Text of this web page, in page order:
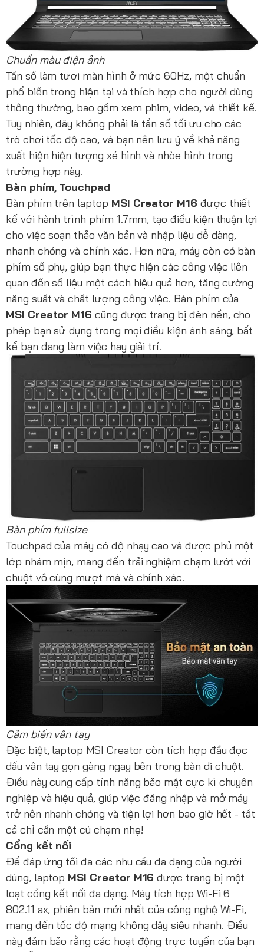
Chuẩn màu điện ảnh
Tần số làm tươi màn hình ở mức 60Hz, một chuẩn
phổ biến trong hiện tại và thích hợp cho người dùng
thông thường, bao gồm xem phim, video, và thiết kế.
Tuy nhiên, đây không phải là tần số tối ưu cho các
trò chơi tốc độ cao, và bạn nên lưu ý về khả năng
xuất hiện hiện tượng xé hình và nhòe hình trong
trường hợp này.
Bàn phím, Touchpad
Bàn phím trên laptop MSI Creator M16 được thiết
kế với hành trình phím 1.7mm, tạo điều kiện thuận lợi
cho việc soạn thảo văn bản và nhập liệu dễ dàng,
nhanh chóng và chính xác. Hơn nữa, máy còn có bàn
phím số phụ, giúp bạn thực hiện các công việc liên
quan đến số liệu một cách hiệu quả hơn, tăng cường
năng suất và chất lượng công việc. Bàn phím của
MSI Creator M16 cũng được trang bị đèn nền, cho
phép bạn sử dụng trong mọi điều kiện ánh sáng, bất
kể bạn đang làm việc hay giải trí.
Bàn phím fullsize
Touchpad của máy có độ nhạy cao và được phủ một
lớp nhám mịn, mang đến trải nghiệm chạm lướt với
chuột vô cùng mượt mà và chính xác.
Cảm biến vân tay
Đặc biệt, laptop MSI Creator còn tích hợp đầu đọc
dấu vân tay gọn gàng ngay bên trong bàn di chuột.
Điều này cung cấp tính năng bảo mật cực kì chuyên
nghiệp và hiệu quả, giúp việc đăng nhập và mở máy
trở nên nhanh chóng và tiện lợi hơn bao giờ hết - tất
cả chỉ cần một cú chạm nhẹ!
Cổng kết nối
Để đáp ứng tối đa các nhu cầu đa dạng của người
dùng, laptop MSI Creator M16 được trang bị một
loạt cổng kết nối đa dạng. Máy tích hợp Wi-Fi 6
802.11 ax, phiên bản mới nhất của công nghệ Wi-Fi,
mang đến tốc độ mạng không dây siêu nhanh. Điều
này đảm bảo rằng các hoạt động trực tuyến của bạn